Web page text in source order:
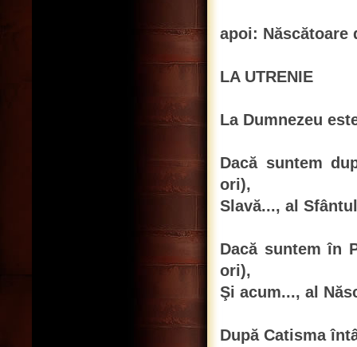
apoi: Născătoare
LA UTRENIE
La Dumnezeu
Dacă suntem
ori),
Slavă..., al
Dacă suntem în
ori),
Şi acum..., al
După Catisma